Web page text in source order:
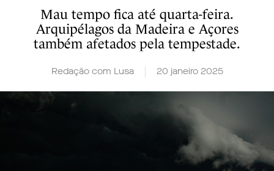
Mau tempo fica até quarta-feira.
Arquipélagos da Madeira e Açores
também afetados pela tempestade.
Redação com Lusa 20 janeiro 2025